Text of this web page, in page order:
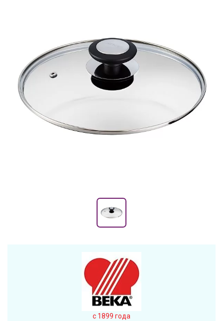
c 1899 года